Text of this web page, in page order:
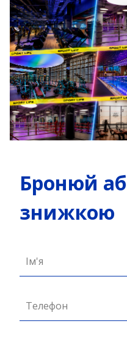
Бронюй
знижкою
Ім'я
Телефон